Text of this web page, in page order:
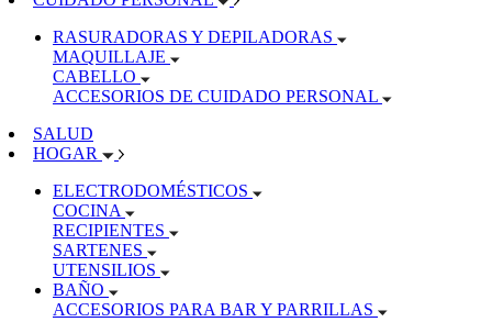
RASURADORAS Y DEPILADORAS
MAQUILLAJE
CABELLO
ACCESORIOS DE CUIDADO PERSONAL
SALUD
HOGAR
ELECTRODOMÉSTICOS
COCINA
RECIPIENTES
SARTENES
UTENSILIOS
BAÑO
ACCESORIOS PARA BAR Y PARRILLAS